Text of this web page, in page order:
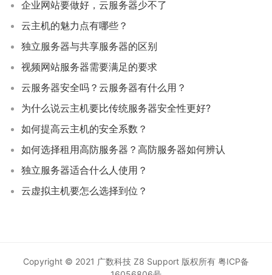
企业网站要做好，云服务器少不了
云主机的魅力点有哪些？
独立服务器与共享服务器的区别
视频网站服务器需要满足的要求
云服务器安全吗？云服务器有什么用？
为什么说云主机要比传统服务器安全性更好?
如何提高云主机的安全系数？
如何选择租用高防服务器？高防服务器如何辨认
独立服务器适合什么人使用？
云虚拟主机要怎么选择到位？
Copyright © 2021 广数科技 Z8 Support 版权所有 粤ICP备